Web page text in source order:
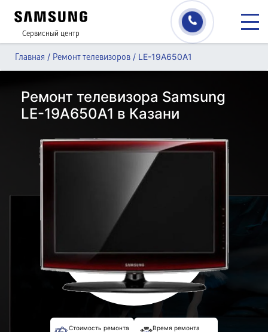
Сервисный центр
Главная / Ремонт телевизоров / LE-19A650A1
Ремонт телевизора Samsung
LE-19A650A1 в Казани
Стоимость ремонта Время ремонта